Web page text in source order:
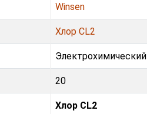
Winsen
Хлор CL2
Электрохимический
20
Хлор CL2